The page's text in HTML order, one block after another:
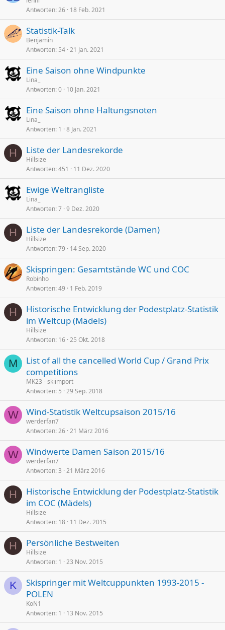
Antworten 26 18 Feb. 2021
Statistik-Talk
Benjamin
Antworten 54 21 Jan. 2021
Eine Saison ohne Windpunkte
Lina_
Antworten 0 10 Jan. 2021
Eine Saison ohne Haltungsnoten
Lina_
Antworten 1 8 Jan. 2021
H Liste der Landesrekorde
Hillsize
Antworten 451 11 Dez. 2020
Ewige Weltrangliste
Lina_
Antworten 7 9 Dez. 2020
H Liste der Landesrekorde (Damen)
Hillsize
Antworten 79 14 Sep. 2020
Skispringen: Gesamtstände WC und COC
Robinho
Antworten 49 1 Feb. 2019
H
Historische Entwicklung der Podestplatz-Statistik
im Weltcup (Mädels)
Hillsize
Antworten 16 25 Okt. 2018
M
List of all the cancelled World Cup / Grand Prix
competitions
MK23 - skiimport
Antworten 5 29 Sep. 2018
W Wind-Statistik Weltcupsaison 2015/16
werderfan7
Antworten 26 21 März 2016
W Windwerte Damen Saison 2015/16
werderfan7
Antworten 3 21 März 2016
H
Historische Entwicklung der Podestplatz-Statistik
im COC (Mädels)
Hillsize
Antworten 18 11 Dez. 2015
H Persönliche Bestweiten
Hillsize
Antworten 1 23 Nov. 2015
K
Skispringer mit Weltcuppunkten 1993-2015 -
POLEN
KoN1
Antworten 1 13 Nov. 2015